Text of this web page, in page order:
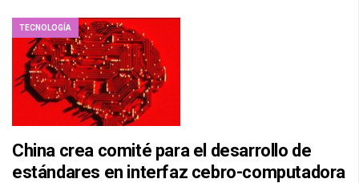
TECNOLOGÍA
China crea comité para el desarrollo de
estándares en interfaz cebro-computadora